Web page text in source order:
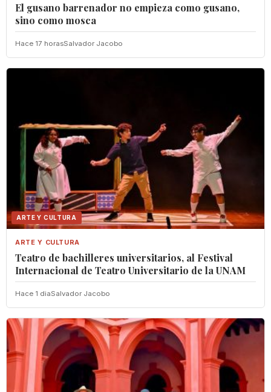
El gusano barrenador no empieza como gusano,
sino como mosca
Hace 17 horasSalvador Jacobo
ARTE Y CULTURA
ARTE Y CULTURA
Teatro de bachilleres universitarios, al Festival
Internacional de Teatro Universitario de la UNAM
Hace 1 diaSalvador Jacobo